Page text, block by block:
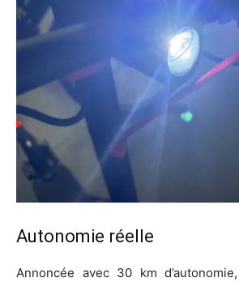
Autonomie réelle
Annoncée avec 30 km